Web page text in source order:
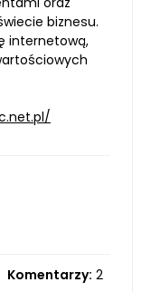
biznesu.
internetową,
Komentarzy: 2